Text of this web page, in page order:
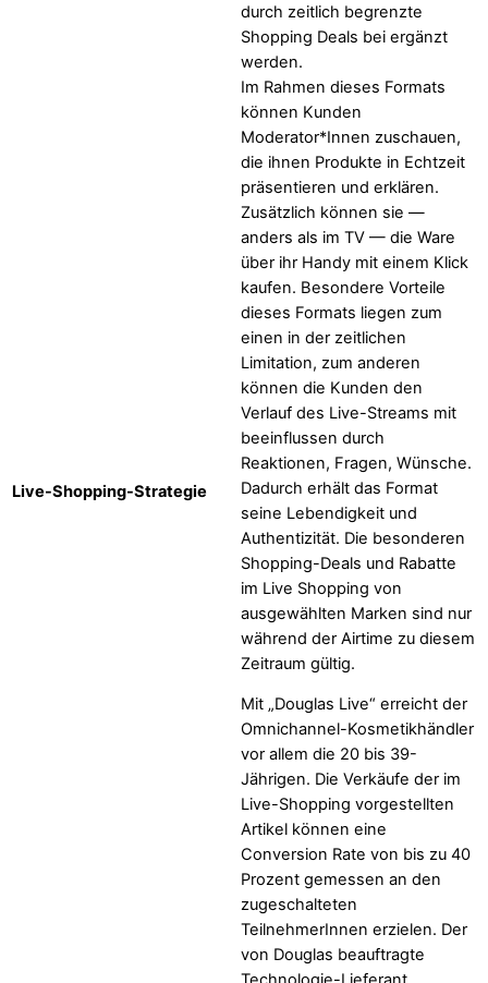
Live-Shopping-Strategie
durch zeitlich begrenzte
Shopping Deals bei ergänzt
werden.
Im Rahmen dieses Formats
können Kunden
Moderator*Innen zuschauen,
die ihnen Produkte in Echtzeit
präsentieren und erklären.
Zusätzlich können sie —
anders als im TV — die Ware
über ihr Handy mit einem Klick
kaufen. Besondere Vorteile
dieses Formats liegen zum
einen in der zeitlichen
Limitation, zum anderen
können die Kunden den
Verlauf des Live-Streams mit
beeinflussen durch
Reaktionen, Fragen, Wünsche.
Dadurch erhält das Format
seine Lebendigkeit und
Authentizität. Die besonderen
Shopping-Deals und Rabatte
im Live Shopping von
ausgewählten Marken sind nur
während der Airtime zu diesem
Zeitraum gültig.
Mit „Douglas Live“ erreicht der
Omnichannel-Kosmetikhändler
vor allem die 20 bis 39-
Jährigen. Die Verkäufe der im
Live-Shopping vorgestellten
Artikel können eine
Conversion Rate von bis zu 40
Prozent gemessen an den
zugeschalteten
TeilnehmerInnen erzielen. Der
von Douglas beauftragte